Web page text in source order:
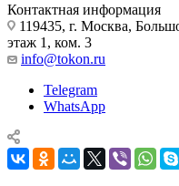
Контактная информация
119435, г. Москва,
этаж 1, ком. 3
info@tokon.ru
Telegram
WhatsApp